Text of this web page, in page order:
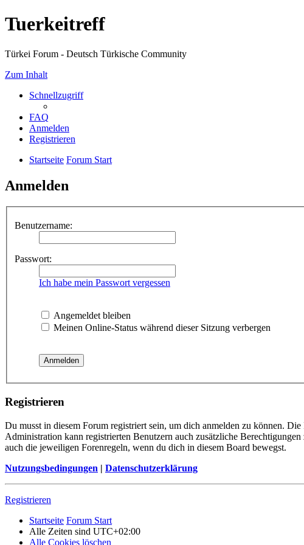
Tuerkeitreff
Türkei Forum - Deutsch Türkische Community
Zum Inhalt
Schnellzugriff
FAQ
Anmelden
Registrieren
Startseite Forum Start
Anmelden
Benutzername:
Passwort:
Ich habe mein Passwort vergessen
Angemeldet bleiben
Meinen Online-Status während dieser Sitzung verbergen
Registrieren
Du musst in diesem Forum registriert sein, um dich anmelden zu können.
Administration kann registrierten Benutzern auch zusätzliche
auch die jeweiligen Forenregeln, wenn du dich in diesem Board bewegst.
Nutzungsbedingungen | Datenschutzerklärung
Registrieren
Startseite Forum Start
Alle Zeiten sind UTC+02:00
Alle Cookies löschen